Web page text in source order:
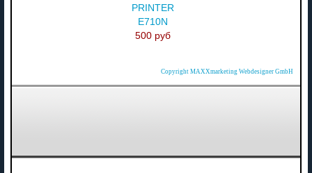
PRINTER
E710N
500 руб
Copyright MAXXmarketing Webdesigner GmbH